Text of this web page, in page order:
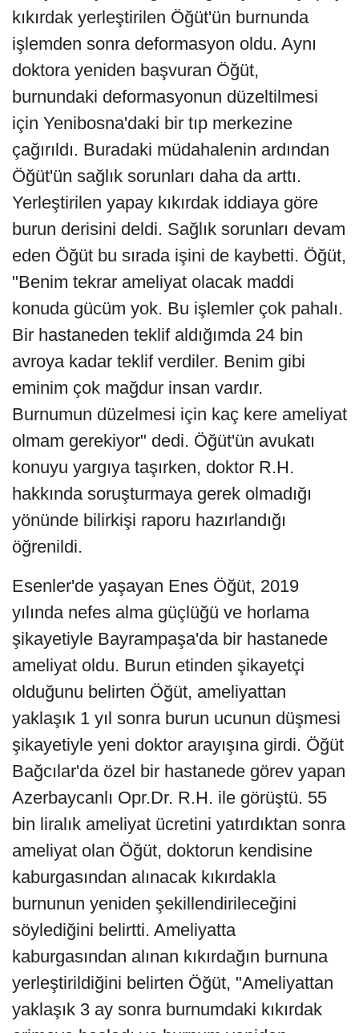
kıkırdak yerleştirilen Öğüt'ün burnunda
işlemden sonra deformasyon oldu. Aynı
doktora yeniden başvuran Öğüt,
burnundaki deformasyonun düzeltilmesi
için Yenibosna'daki bir tıp merkezine
çağırıldı. Buradaki müdahalenin ardından
Öğüt'ün sağlık sorunları daha da arttı.
Yerleştirilen yapay kıkırdak iddiaya göre
burun derisini deldi. Sağlık sorunları devam
eden Öğüt bu sırada işini de kaybetti. Öğüt,
"Benim tekrar ameliyat olacak maddi
konuda gücüm yok. Bu işlemler çok pahalı.
Bir hastaneden teklif aldığımda 24 bin
avroya kadar teklif verdiler. Benim gibi
eminim çok mağdur insan vardır.
Burnumun düzelmesi için kaç kere ameliyat
olmam gerekiyor" dedi. Öğüt'ün avukatı
konuyu yargıya taşırken, doktor R.H.
hakkında soruşturmaya gerek olmadığı
yönünde bilirkişi raporu hazırlandığı
öğrenildi.
Esenler'de yaşayan Enes Öğüt, 2019
yılında nefes alma güçlüğü ve horlama
şikayetiyle Bayrampaşa'da bir hastanede
ameliyat oldu. Burun etinden şikayetçi
olduğunu belirten Öğüt, ameliyattan
yaklaşık 1 yıl sonra burun ucunun düşmesi
şikayetiyle yeni doktor arayışına girdi. Öğüt
Bağcılar'da özel bir hastanede görev yapan
Azerbaycanlı Opr.Dr. R.H. ile görüştü. 55
bin liralık ameliyat ücretini yatırdıktan sonra
ameliyat olan Öğüt, doktorun kendisine
kaburgasından alınacak kıkırdakla
burnunun yeniden şekillendirileceğini
söylediğini belirtti. Ameliyatta
kaburgasından alınan kıkırdağın burnuna
yerleştirildiğini belirten Öğüt, "Ameliyattan
yaklaşık 3 ay sonra burnumdaki kıkırdak